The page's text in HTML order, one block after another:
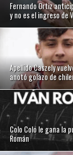
Fernando Ortiz
y no es el ingreso de
Apellido Caszely
anotó golazo de
Colo Colo le gana la
Román